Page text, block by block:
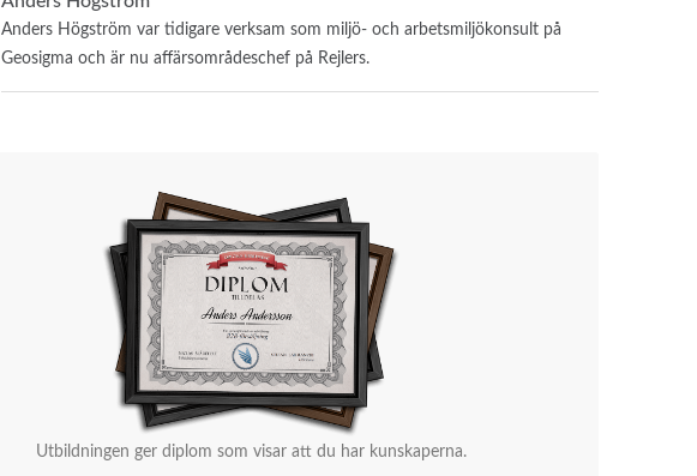
Anders Högström var tidigare verksam som miljö- och arbetsmiljökonsult på
Geosigma och är nu affärsområdeschef på Rejlers.
Utbildningen ger diplom som visar att du har kunskaperna.